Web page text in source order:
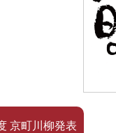
京町川柳発表